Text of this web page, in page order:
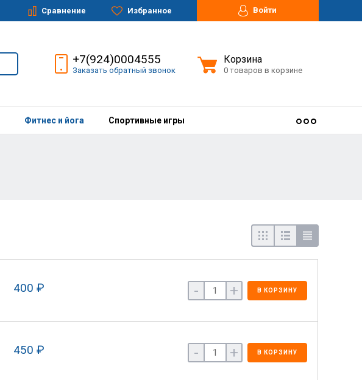
Сравнение Избранное Войти
+7(924)0004555
Заказать обратный звонок
Корзина
0 товаров в корзине
Фитнес и йога Спортивные игры
400 ₽ - + В КОРЗИНУ
450 ₽ - + В КОРЗИНУ